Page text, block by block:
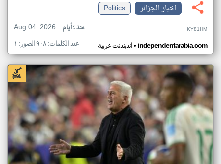
اخبار الجزائر
Politics
Aug 04, 2026
منذ ٤ أيام KY81HM
اندبندنت عربية• independentarabia.com عدد الكلمات: ٩٠٨ الصور: ١